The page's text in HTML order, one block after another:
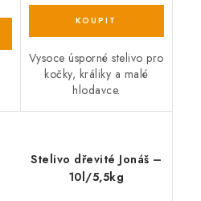
Vysoce úsporné stelivo pro
kočky, králiky a malé
hlodavce.
Stelivo dřevité Jonáš –
10l/5,5kg